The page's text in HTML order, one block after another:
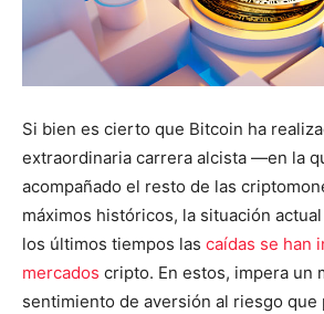
Si bien es cierto que Bitcoin ha
extraordinaria carrera alcista —en la
acompañado el resto de las
máximos históricos, la situación
los últimos tiempos las caídas se han
mercados cripto. En estos, impera un
sentimiento de aversión al riesgo que